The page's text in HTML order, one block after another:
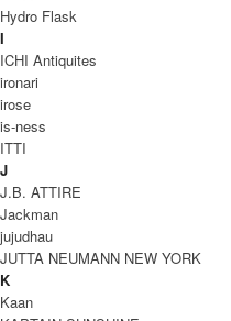
Hydro Flask
I
ICHI Antiquites
ironari
irose
is-ness
ITTI
J
J.B. ATTIRE
Jackman
jujudhau
JUTTA NEUMANN NEW YORK
K
Kaan